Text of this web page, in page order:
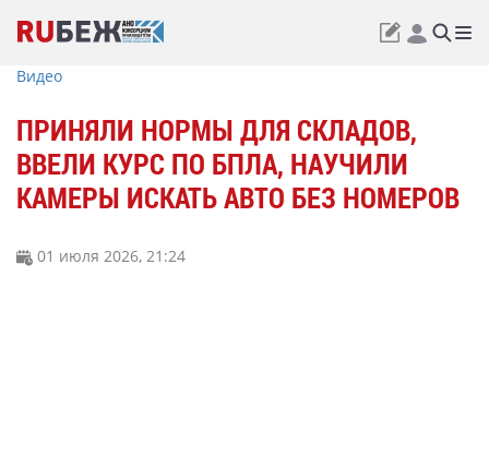
Видео
ПРИНЯЛИ НОРМЫ ДЛЯ СКЛАДОВ,
ВВЕЛИ КУРС ПО БПЛА, НАУЧИЛИ
КАМЕРЫ ИСКАТЬ АВТО БЕЗ НОМЕРОВ
01 июля 2026, 21:24